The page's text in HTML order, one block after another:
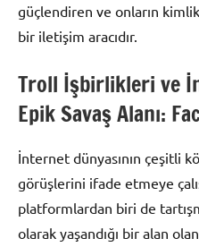
güçlendiren ve onların
bir iletişim aracıdır.
Troll İşbirlikleri ve
Epik Savaş Alanı:
İnternet dünyasının çeşitli
görüşlerini ifade etmeye
platformlardan biri de
olarak yaşandığı bir alan